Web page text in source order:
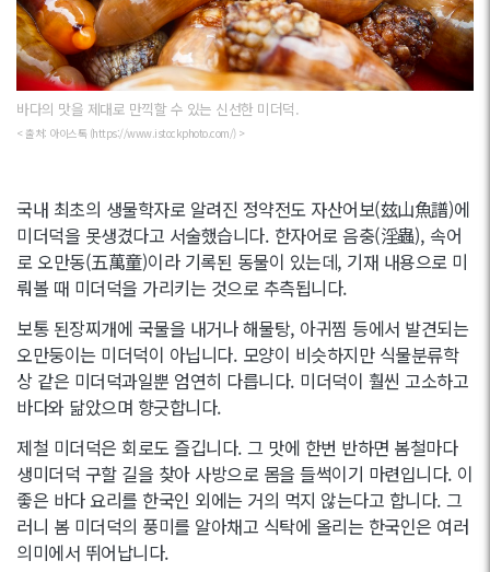
바다의 맛을 제대로 만끽할 수 있는 신선한 미더덕.
< 출처: 아이스톡 (https://www.istockphoto.com/) >
국내 최초의 생물학자로 알려진 정약전도 자산어보(玆山魚譜)에
미더덕을 못생겼다고 서술했습니다. 한자어로 음충(淫蟲), 속어
로 오만동(五萬童)이라 기록된 동물이 있는데, 기재 내용으로 미
뤄볼 때 미더덕을 가리키는 것으로 추측됩니다.
보통 된장찌개에 국물을 내거나 해물탕, 아귀찜 등에서 발견되는
오만둥이는 미더덕이 아닙니다. 모양이 비슷하지만 식물분류학
상 같은 미더덕과일뿐 엄연히 다릅니다. 미더덕이 훨씬 고소하고
바다와 닮았으며 향긋합니다.
제철 미더덕은 회로도 즐깁니다. 그 맛에 한번 반하면 봄철마다
생미더덕 구할 길을 찾아 사방으로 몸을 들썩이기 마련입니다. 이
좋은 바다 요리를 한국인 외에는 거의 먹지 않는다고 합니다. 그
러니 봄 미더덕의 풍미를 알아채고 식탁에 올리는 한국인은 여러
의미에서 뛰어납니다.